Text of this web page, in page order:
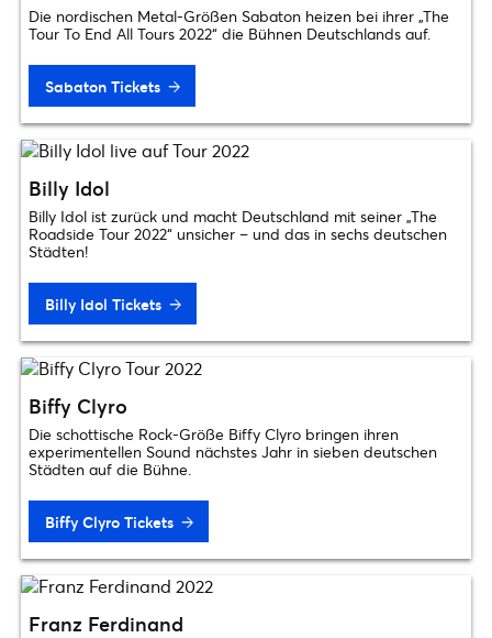
Die nordischen Metal-Größen Sabaton heizen bei ihrer „The
Tour To End All Tours 2022“ die Bühnen Deutschlands auf.
Sabaton Tickets
Billy Idol
Billy Idol ist zurück und macht Deutschland mit seiner „The
Roadside Tour 2022“ unsicher – und das in sechs deutschen
Städten!
Billy Idol Tickets
Biffy Clyro
Die schottische Rock-Größe Biffy Clyro bringen ihren
experimentellen Sound nächstes Jahr in sieben deutschen
Städten auf die Bühne.
Biffy Clyro Tickets
Franz Ferdinand